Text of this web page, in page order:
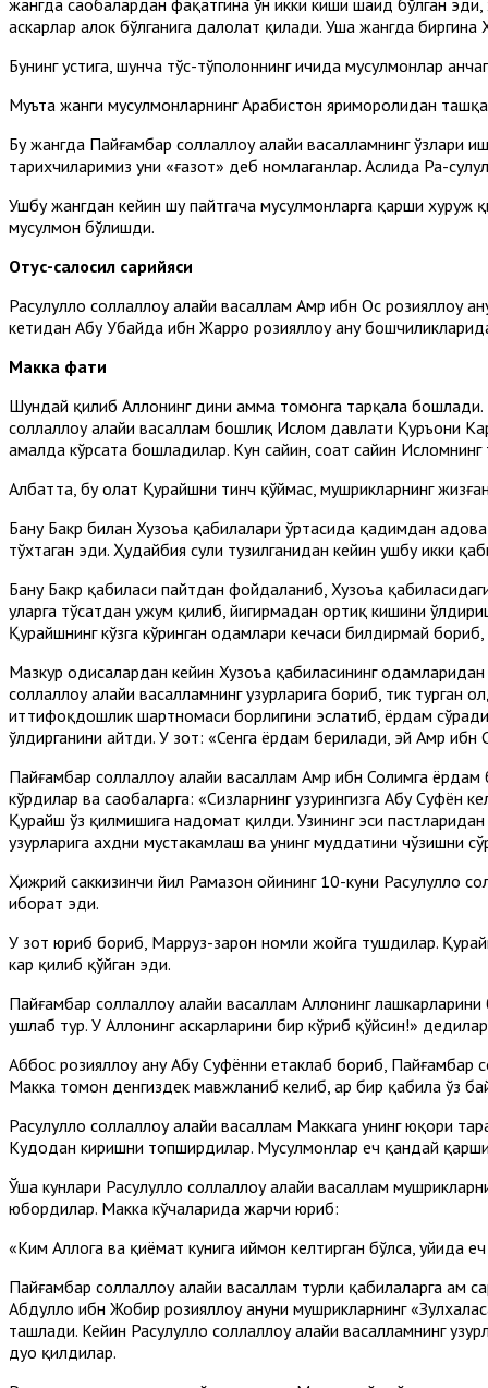
аскарлар ҳалок бўлганига далолат қилади. Уша жангда
Бунинг устига, шунча тўс-тўполоннинг ичида мусулмонлар
Муъта жанги мусулмонларнинг Арабистон яриморолидан
Бу жангда Пайғамбар соллаллоҳу алайҳи васалламнинг ўзлари
тарихчиларимиз уни «ғазот» деб номлаганлар. Аслида Ра-
Ушбу жангдан кейин шу пайтгача мусулмонларга қарши
мусулмон бўлишди.
Отус-салосил сарийяси
Расулуллоҳ соллаллоҳу алайҳи васаллам Амр ибн Ос
кетидан Абу Убайда ибн Жарроҳ розияллоҳу анҳу
Макка фатҳи
Шундай қилиб Аллоҳнинг дини ҳамма томонга тарқала
соллаллоҳу алайҳи васаллам бошлиқ Ислом давлати Қуръони
амалда кўрсата бошладилар. Кун сайин, соат сайин
Албатта, бу ҳолат Қурайшни тинч қўймас, мушрикларнинг
Бану Бакр билан Хузоъа қабилалари ўртасида қадимдан
тўхтаган эди. Ҳудайбия сулҳи тузилганидан кейин ушбу икки
Бану Бакр қабиласи пайтдан фойдаланиб, Хузоъа
уларга тўсатдан ҳужум қилиб, йигирмадан ортиқ кишини
Қурайшнинг кўзга кўринган одамлари кечаси билдирмай
Мазкур ҳодисалардан кейин Хузоъа қабиласининг
соллаллоҳу алайҳи васалламнинг ҳузурларига бориб, тик
иттифоқдошлик шартномаси борлигини эслатиб, ёрдам сўради.
ўлдирганини айтди. У зот: «Сенга ёрдам берилади, эй Амр ибн
Пайғамбар соллаллоҳу алайҳи васаллам Амр ибн Солимга ёрдам
кўрдилар ва саҳобаларга: «Сизларнинг ҳузурингизга Абу
Қурайш ўз қилмишига надомат қилди. Узининг эси пастларидан
ҳузурларига ахдни мустаҳкамлаш ва унинг муддатини чўзишни
Ҳижрий саккизинчи йил Рамазон ойининг 10-куни Расулуллоҳ
иборат эди.
У зот юриб бориб, Марруз-заҳрон номли жойга тушдилар.
кар қилиб қўйган эди.
Пайғамбар соллаллоҳу алайҳи васаллам Аллоҳнинг
ушлаб тур. У Аллоҳнинг аскарларини бир кўриб қўйсин!»
Аббос розияллоҳу анҳу Абу Суфённи етаклаб бориб,
Макка томон денгиздек мавжланиб келиб, ҳар бир қабила ўз
Расулуллоҳ соллаллоҳу алайҳи васаллам Маккага унинг
Кудодан киришни топширдилар. Мусулмонлар ҳеч қандай
Ўша кунлари Расулуллоҳ соллаллоҳу алайҳи васаллам
юбордилар. Макка кўчаларида жарчи юриб:
«Ким Аллоҳга ва қиёмат кунига иймон келтирган бўлса, уйида
Пайғамбар соллаллоҳу алайҳи васаллам турли қабилаларга
Абдуллоҳ ибн Жобир розияллоҳу анҳуни мушрикларнинг
ташлади. Кейин Расулуллоҳ соллаллоҳу алайҳи васалламнинг
дуо қилдилар.